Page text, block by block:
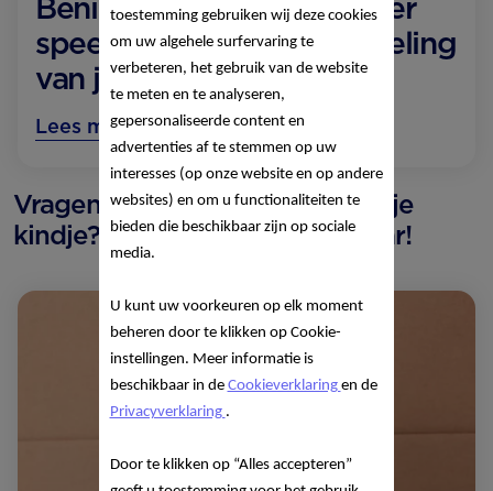
Benieuwd wat er nog meer
speelt tijdens de ontwikkeling
van je baby?
Lees meer over 9 maanden
Vragen of advies over jezelf of je
kindje? Wij zijn 24/7 bereikbaar!
toestemming gebruiken wij deze cookies
om uw algehele surfervaring te
verbeteren, het gebruik van de website
te meten en te analyseren,
gepersonaliseerde content en
advertenties af te stemmen op uw
interesses (op onze website en op andere
websites) en om u functionaliteiten te
bieden die beschikbaar zijn op sociale
media.
U kunt uw voorkeuren op elk moment
beheren door te klikken op Cookie-
instellingen. Meer informatie is
beschikbaar in de Cookieverklaring en de
Privacyverklaring .
Door te klikken op “Alles accepteren”